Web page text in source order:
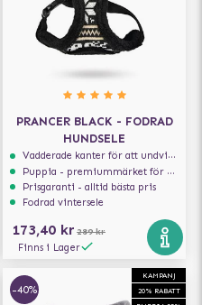
PRANCER BLACK - FODRAD
HUNDSELE
Vadderade kanter för att undvika skav
Puppia - premiummärket för hundselar
Prisgaranti - alltid bästa pris
Fodrad vintersele
173,40 kr 289 kr
Finns i Lager
KAMPANJ
20% RABATT
-40%